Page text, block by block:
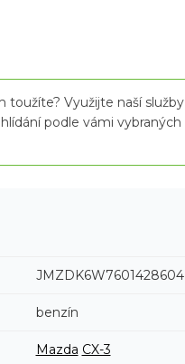
toužíte? Využijte naší služby
podle vámi vybraných
JMZDK6W7601428604
benzín
Mazda CX-3